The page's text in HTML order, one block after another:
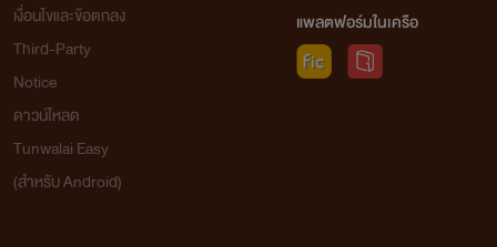
เงื่อนไขและข้อตกลง
Third-Party
Notice
ดาวน์โหลด
Tunwalai Easy
(สำหรับ Android)
แพลตฟอร์มในเครือ